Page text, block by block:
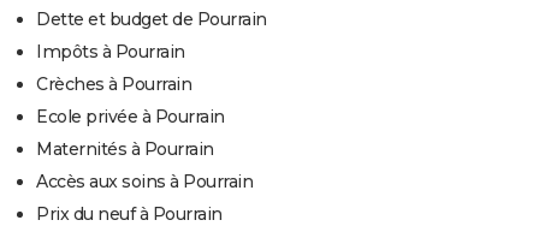
Dette et budget de Pourrain
Impôts à Pourrain
Crèches à Pourrain
Ecole privée à Pourrain
Maternités à Pourrain
Accès aux soins à Pourrain
Prix du neuf à Pourrain